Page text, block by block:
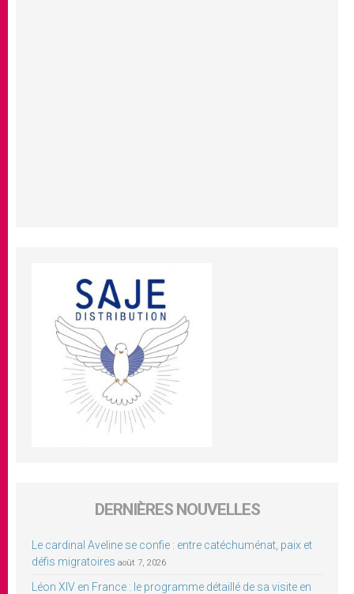
DERNIÈRES NOUVELLES
Le cardinal Aveline se confie : entre catéchuménat, paix et
défis migratoires août 7, 2026
Léon XIV en France : le programme détaillé de sa visite en